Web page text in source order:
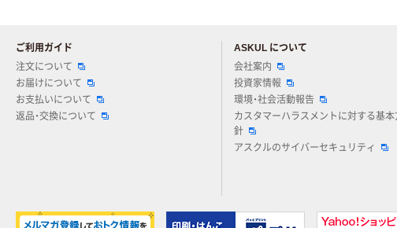
ご利用ガイド
注文について
お届けについて
お支払いについて
返品・交換について
ASKUL について
会社案内
投資家情報
環境・社会活動報告
カスタマーハラスメントに対する基本
針
アスクルのサイバーセキュリティ